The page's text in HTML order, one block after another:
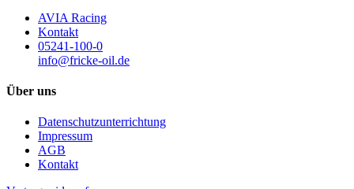
AVIA Racing
Kontakt
05241-100-0
info@fricke-oil.de
Über uns
Datenschutzunterrichtung
Impressum
AGB
Kontakt